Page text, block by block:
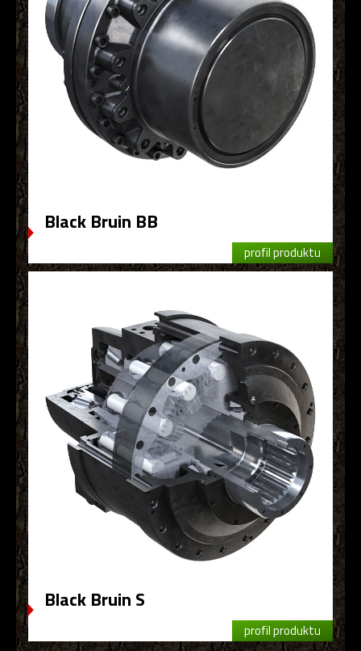
Black Bruin BB
profil produktu
Black Bruin S
profil produktu